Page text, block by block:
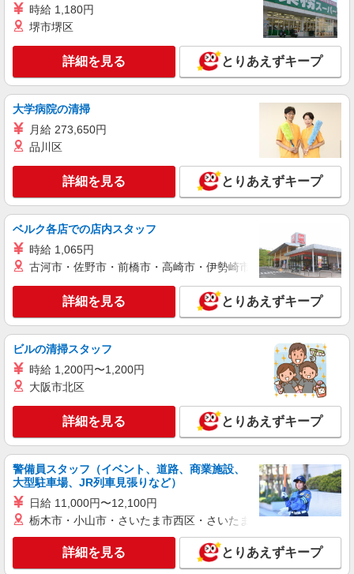
時給 1,180円
堺市堺区
詳細を見る とりあえずキープ
大学病院の清掃
月給 273,650円
品川区
詳細を見る とりあえずキープ
ベルク各店での店内スタッフ
時給 1,065円
古河市・佐野市・前橋市・高崎市・伊勢崎市・太田市・館林市
詳細を見る とりあえずキープ
ビルの清掃スタッフ
時給 1,200円〜1,200円
大阪市北区
詳細を見る とりあえずキープ
警備員スタッフ（イベント、道路、商業施設、
大型駐車場、JR列車見張りなど）
日給 11,000円〜12,100円
栃木市・小山市・さいたま市西区・さいたま市岩槻区・久喜市・
詳細を見る とりあえずキープ